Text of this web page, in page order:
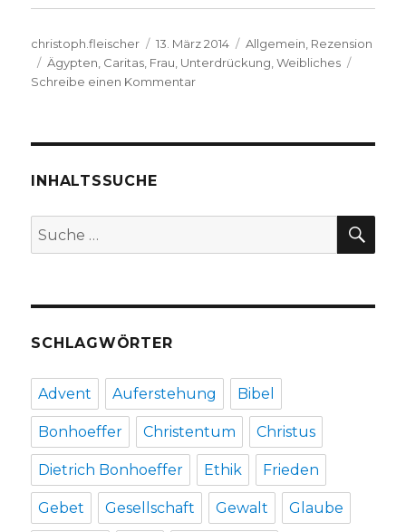
Autor
christoph.fleischer
Veröffentlicht
am
13. März 2014 Kategorien
Allgemein Rezension
Schlagwörter
Ägypten Caritas Frau Unterdrückung ,Weibliches
Schreibe einen Kommentarzu
Frau,
von
Kufstein,
INHALTSSUCHE
Suche
nach:
SCHLAGWÖRTER
Advent Auferstehung Bibel
Bonhoeffer Christentum Christus
Dietrich Bonhoeffer Ethik Frieden
Gebet Gesellschaft Gewalt Glaube